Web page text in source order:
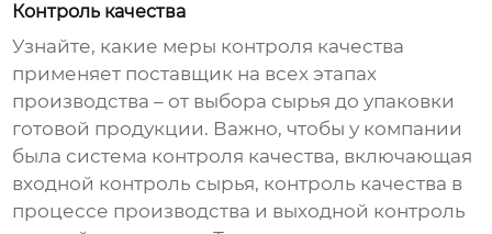
Контроль качества
Узнайте, какие меры контроля качества
применяет поставщик на всех этапах
производства – от выбора сырья до упаковки
готовой продукции. Важно, чтобы у компании
была система контроля качества, включающая
входной контроль сырья, контроль качества в
процессе производства и выходной контроль